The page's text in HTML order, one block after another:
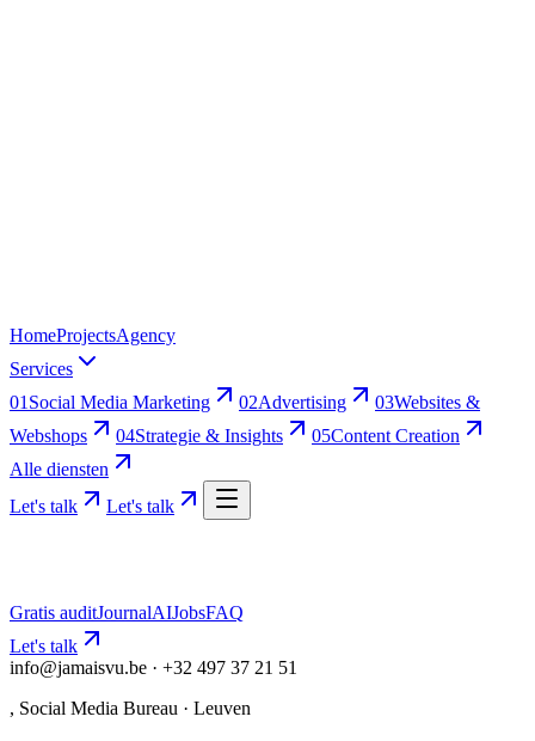
HomeProjectsAgency
Services
01 Social Media Marketing 02Advertising 03Websites &
Webshops
04Strategie & Insights 05Content Creation
Alle diensten
Let's talk
Let's talk
Gratis auditJournalAIJobsFAQ
Let's talk
info@jamaisvu.be · +32 497 37 21 51
, Social Media Bureau · Leuven